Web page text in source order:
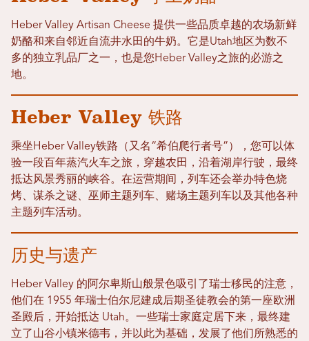
Heber Valley Artisan Cheese 提供一些品质卓越的农场新鲜
奶酪和来自邻近自流井水田的牛奶。它是Utah地区为数不
多的独立乳品厂之一，也是您Heber Valley之旅的必游之
地。
Heber Valley 铁路
乘坐Heber Valley铁路（又名“希伯爬行者号”），您可以体
验一段百年蒸汽火车之旅，穿越农田，沿着湖岸行驶，最终
抵达风景秀丽的峡谷。在运营期间，列车还会举办特色烧
烤、谋杀之谜、巫师主题列车、赌场主题列车以及其他各种
主题列车活动。
历史与遗产
Heber Valley 的阿尔卑斯山般景色吸引了瑞士移民的注意，
他们在 1955 年瑞士伯尔尼建成后期圣徒教会的第一座欧洲
圣殿后，开始抵达 Utah。一些瑞士家庭定居下来，最终建
立了山谷小镇米德韦，并以此为基础，发展了他们所熟悉的